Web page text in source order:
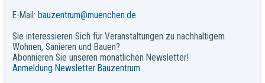
E-Mail: bauzentrum@muenchen.de
Sie interessieren Sich für Veranstaltungen zu nachhaltigem
Wohnen, Sanieren und Bauen?
Abonnieren Sie unseren monatlichen Newsletter!
Anmeldung Newsletter Bauzentrum